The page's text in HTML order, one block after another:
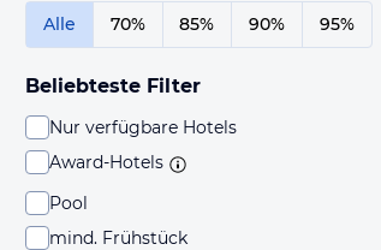
Alle 70% 85% 90% 95%
Beliebteste Filter
Nur verfügbare Hotels
Award-Hotels
Pool
mind. Frühstück